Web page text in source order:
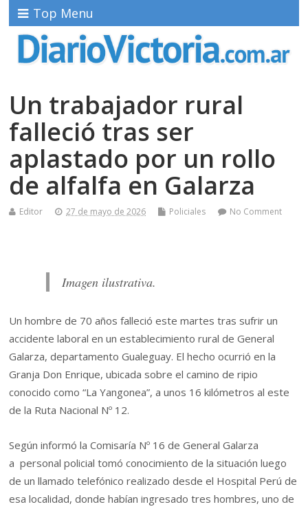
Top Menu
Un trabajador rural
falleció tras ser
aplastado por un rollo
de alfalfa en Galarza
Editor 27 de mayo de 2026 Policiales No Comment
Imagen ilustrativa.
Un hombre de 70 años falleció este martes tras sufrir un
accidente laboral en un establecimiento rural de General
Galarza, departamento Gualeguay. El hecho ocurrió en la
Granja Don Enrique, ubicada sobre el camino de ripio
conocido como “La Yangonea”, a unos 16 kilómetros al este
de la Ruta Nacional Nº 12.
Según informó la Comisaría Nº 16 de General Galarza
a personal policial tomó conocimiento de la situación luego
de un llamado telefónico realizado desde el Hospital Perú de
esa localidad, donde habían ingresado tres hombres, uno de